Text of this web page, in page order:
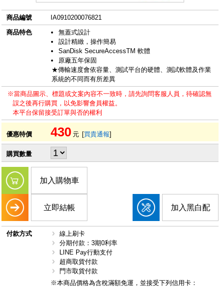
商品編號
IA0910200076821
商品特色
無蓋式設計
設計精緻，操作簡易
SanDisk SecureAccessTM 軟體
原廠五年保固
★傳輸速度會依容量、測試平台的硬體、測試軟體及作業
系統的不同而有所差異
※當商品圖示、標題或文案內容不一致時，請先詢問客服人員，待確認無
誤之後再行購買，以免影響會員權益。
本平台保留接受訂單與否的權利
優惠特價 430 元 [買貴通報]
購買數量
加入購物車
立即結帳 加入黑白配
付款方式
線上刷卡
分期付款：3期0利率
LINE Pay行動支付
超商取貨付款
門市取貨付款
※本商品價格為含稅滿額免運，並接受下列信用卡：